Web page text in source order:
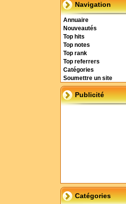
Navigation
Annuaire
Nouveautés
Top hits
Top notes
Top rank
Top referrers
Catégories
Soumettre un site
Publicité
Catégories